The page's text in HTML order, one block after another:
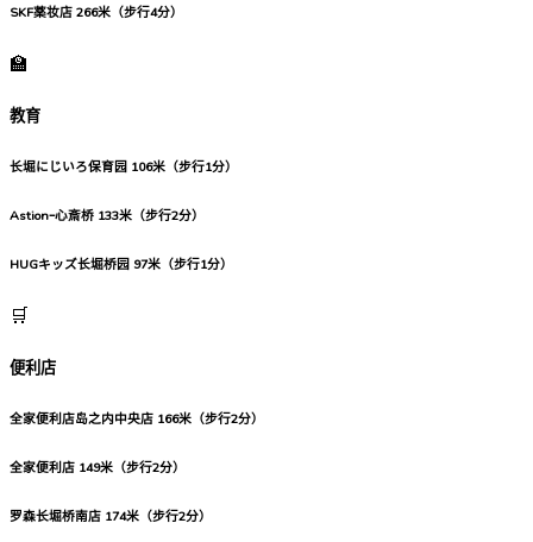
SKF薬妆店 266米（步行4分）
🏫
教育
长堀にじいろ保育园 106米（步行1分）
Astionｰ心斎桥 133米（步行2分）
HUGキッズ长堀桥园 97米（步行1分）
🛒
便利店
全家便利店岛之内中央店 166米（步行2分）
全家便利店 149米（步行2分）
罗森长堀桥南店 174米（步行2分）